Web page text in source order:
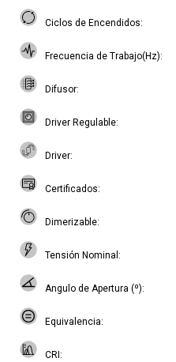
Ciclos de Encendidos
Frecuencia de Trabajo(Hz)
Difusor
Driver Regulable
Driver
Certificados
Dimerizable
Tensión Nominal
Angulo de Apertura (º)
Equivalencia
CRI